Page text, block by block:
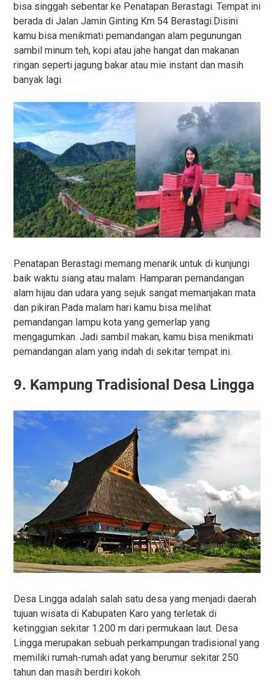
bisa singgah sebentar ke Penatapan Berastagi. Tempat ini
berada di Jalan Jamin Ginting Km 54 Berastagi.Disini
kamu bisa menikmati pemandangan alam pegunungan
sambil minum teh, kopi atau jahe hangat dan makanan
ringan seperti jagung bakar atau mie instant dan masih
banyak lagi.
Penatapan Berastagi memang menarik untuk di kunjungi
baik waktu siang atau malam. Hamparan pemandangan
alam hijau dan udara yang sejuk sangat memanjakan mata
dan pikiran.Pada malam hari kamu bisa melihat
pemandangan lampu kota yang gemerlap yang
mengagumkan. Jadi sambil makan, kamu bisa menikmati
pemandangan alam yang indah di sekitar tempat ini.
9. Kampung Tradisional Desa Lingga
Desa Lingga adalah salah satu desa yang menjadi daerah
tujuan wisata di Kabupaten Karo yang terletak di
ketinggian sekitar 1.200 m dari permukaan laut. Desa
Lingga merupakan sebuah perkampungan tradisional yang
memiliki rumah-rumah adat yang berumur sekitar 250
tahun dan masih berdiri kokoh.